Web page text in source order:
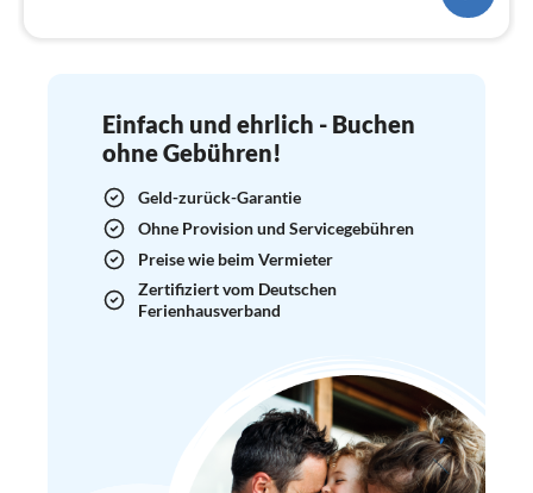
Einfach und ehrlich - Buchen
ohne Gebühren!
Geld-zurück-Garantie
Ohne Provision und Servicegebühren
Preise wie beim Vermieter
Zertifiziert vom Deutschen
Ferienhausverband